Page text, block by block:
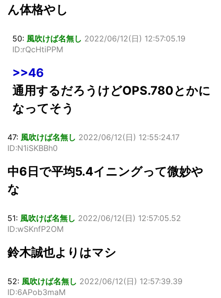
ん体格やし
50: 風吹けば名無し 2022/06/12(日) 12:57:05.19
ID:rQcHtiPPM
>>46
通用するだろうけどOPS.780とかに
なってそう
47: 風吹けば名無し 2022/06/12(日) 12:55:24.17
ID:N1iSKBBh0
中6日で平均5.4イニングって微妙や
な
51: 風吹けば名無し 2022/06/12(日) 12:57:05.52
ID:wSKnfP2OM
鈴木誠也よりはマシ
52: 風吹けば名無し 2022/06/12(日) 12:57:39.39
ID:6APob3maM